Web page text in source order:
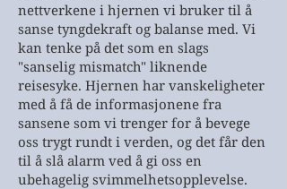
nettverkene i hjernen vi bruker til å
sanse tyngdekraft og balanse med. Vi
kan tenke på det som en slags
"sanselig mismatch" liknende
reisesyke. Hjernen har vanskeligheter
med å få de informasjonene fra
sansene som vi trenger for å bevege
oss trygt rundt i verden, og det får den
til å slå alarm ved å gi oss en
ubehagelig svimmelhetsopplevelse.